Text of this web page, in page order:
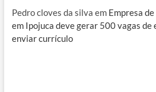
Pedro cloves da silva em Empresa
em Ipojuca deve gerar 500 vagas de
enviar currículo